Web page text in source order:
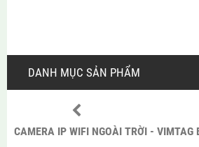
DANH MỤC SẢN PHẨM
CAMERA IP WIFI NGOÀI TRỜI - VIMTAG